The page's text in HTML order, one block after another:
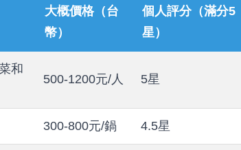
大概價格（台
幣）
個人評分（滿分5
星）
和
500-1200元/人 5星
300-800元/鍋 4.5星